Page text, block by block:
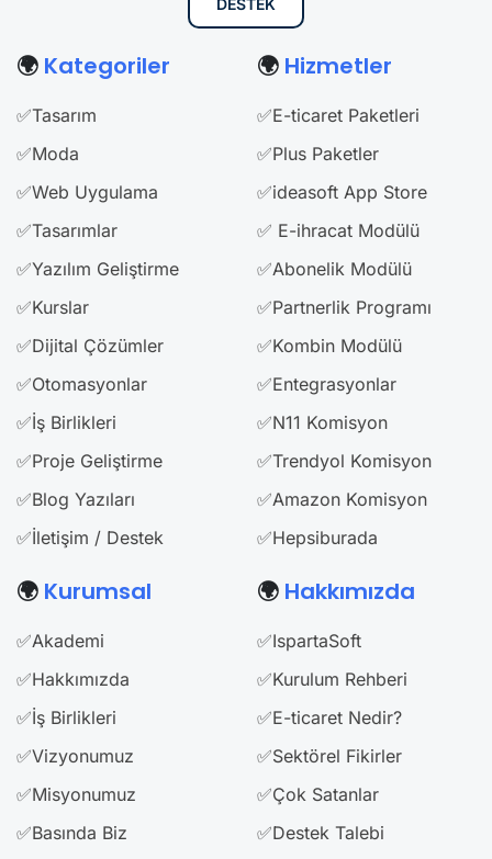
DESTEK
🌍 Kategoriler
✅Tasarım
✅Moda
✅Web Uygulama
✅Tasarımlar
✅Yazılım Geliştirme
✅Kurslar
✅Dijital Çözümler
✅Otomasyonlar
✅İş Birlikleri
✅Proje Geliştirme
✅Blog Yazıları
✅İletişim / Destek
🌍 Hizmetler
✅E-ticaret Paketleri
✅Plus Paketler
✅ideasoft App Store
✅ E-ihracat Modülü
✅Abonelik Modülü
✅Partnerlik Programı
✅Kombin Modülü
✅Entegrasyonlar
✅N11 Komisyon
✅Trendyol Komisyon
✅Amazon Komisyon
✅Hepsiburada
🌍 Kurumsal
✅Akademi
✅Hakkımızda
✅İş Birlikleri
✅Vizyonumuz
✅Misyonumuz
✅Basında Biz
🌍 Hakkımızda
✅IspartaSoft
✅Kurulum Rehberi
✅E-ticaret Nedir?
✅Sektörel Fikirler
✅Çok Satanlar
✅Destek Talebi